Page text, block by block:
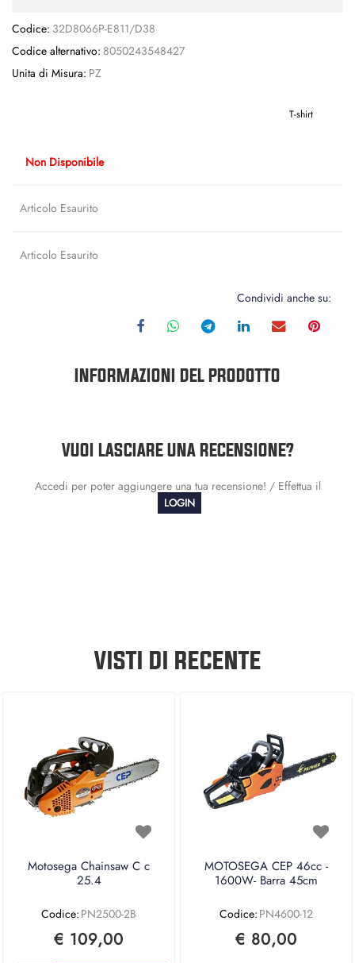
Codice: 32D8066P-E811/D38
Codice alternativo: 8050243548427
Unita di Misura: PZ
T-shirt
Non Disponibile
Articolo Esaurito
Articolo Esaurito
Condividi anche su:
INFORMAZIONI DEL PRODOTTO
VUOI LASCIARE UNA RECENSIONE?
Accedi per poter aggiungere una tua recensione! / Effettua il
LOGIN
VISTI DI RECENTE
Motosega Chainsaw C c
25.4
Codice: PN2500-2B
€ 109,00
MOTOSEGA CEP 46cc -
1600W- Barra 45cm
Codice: PN4600-12
€ 80,00